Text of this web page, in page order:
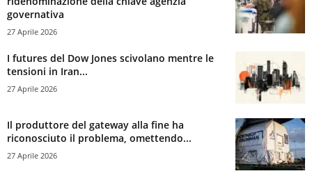
governativa
27 Aprile 2026
I futures del Dow Jones scivolano mentre le
tensioni in Iran...
27 Aprile 2026
Il produttore del gateway alla fine ha
riconosciuto il problema, omettendo...
27 Aprile 2026